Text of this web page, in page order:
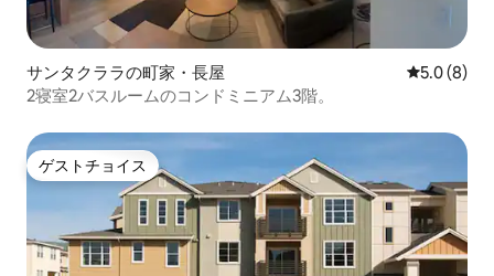
サンタクララの町家・長屋 レビュー8
5.0 (8)
2寝室2バスルームのコンドミニアム3階。
ゲストチョイス
ゲストチョイス